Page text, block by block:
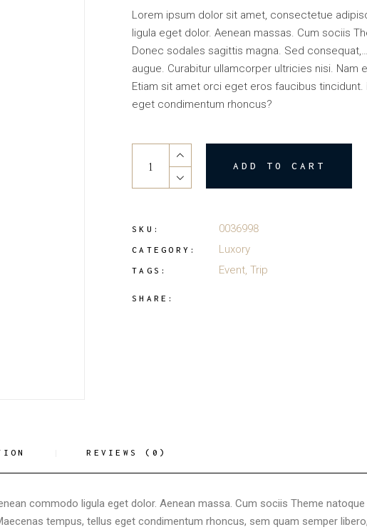
Lorem ipsum dolor sit amet, consectetue
ligula eget dolor. Aenean massas. Cum sociis
Donec sodales sagittis magna. Sed
augue. Curabitur ullamcorper ultricies nisi. Nam
Etiam sit amet orci eget eros faucibus
eget condimentum rhoncus?
ADD TO CART
SKU: 0036998
CATEGORY: Luxory
TAGS: Event, Trip
SHARE:
REVIEWS (0)
commodo ligula eget dolor. Aenean massa. Cum sociis Theme
tempus, tellus eget condimentum rhoncus, sem quam semper